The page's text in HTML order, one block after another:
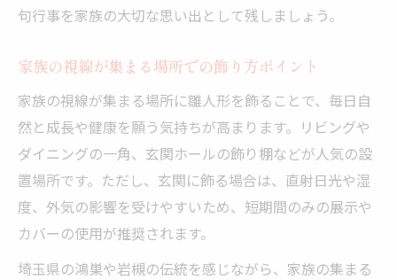
句行事を家族の大切な思い出として残しましょう。
家族の視線が集まる場所での飾り方ポイント
家族の視線が集まる場所に雛人形を飾ることで、毎日自
然と成長や健康を願う気持ちが高まります。リビングや
ダイニングの一角、玄関ホールの飾り棚などが人気の設
置場所です。ただし、玄関に飾る場合は、直射日光や湿
度、外気の影響を受けやすいため、短期間のみの展示や
カバーの使用が推奨されます。
埼玉県の鴻巣や岩槻の伝統を感じながら、家族の集まる